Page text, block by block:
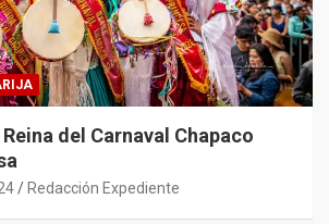
del Carnaval Chapaco
Redacción Expediente